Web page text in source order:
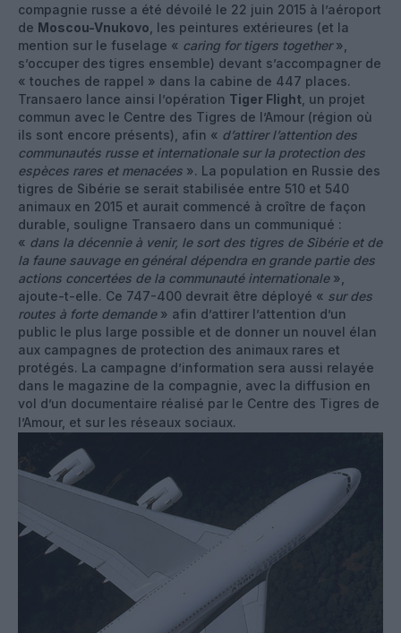
compagnie russe a été dévoilé le 22 juin 2015 à l’aéroport
de Moscou-Vnukovo , les peintures extérieures (et la
mention sur le fuselage « caring for tigers together»,
s’occuper des tigres ensemble) devant s’accompagner de
« touches de rappel » dans la cabine de 447 places.
Transaero lance ainsi l’opération Tiger Flight , un projet
commun avec le Centre des Tigres de l’Amour (région où
ils sont encore présents), afin « d’attirer l’attention des
communautés russe et internationale sur la protection des
espèces rares et menacées ». La population en Russie des
tigres de Sibérie se serait stabilisée entre 510 et 540
animaux en 2015 et aurait commencé à croître de façon
durable, souligne Transaero dans un communiqué :
« dans la décennie à venir, le sort des tigres de Sibérie et de
la faune sauvage en général dépendra en grande partie des
actions concertées de la communauté internationale»,
ajoute-t-elle. Ce 747-400 devrait être déployé « sur des
routes à forte demande» afin d’attirer l’attention d’un
public le plus large possible et de donner un nouvel élan
aux campagnes de protection des animaux rares et
protégés. La campagne d’information sera aussi relayée
dans le magazine de la compagnie, avec la diffusion en
vol d’un documentaire réalisé par le Centre des Tigres de
l’Amour, et sur les réseaux sociaux.